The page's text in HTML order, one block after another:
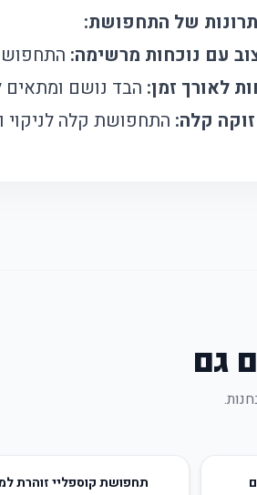
עם נוכחות מרשימה:
לאורך זמן: הבד נושם ומתאים
קלה: התחפושת קלה לניקוי
גם
תחפושת קוספליי זוהרת